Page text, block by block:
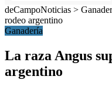
deCampoNoticias >
rodeo argentino
Ganadería
La raza Angus
argentino